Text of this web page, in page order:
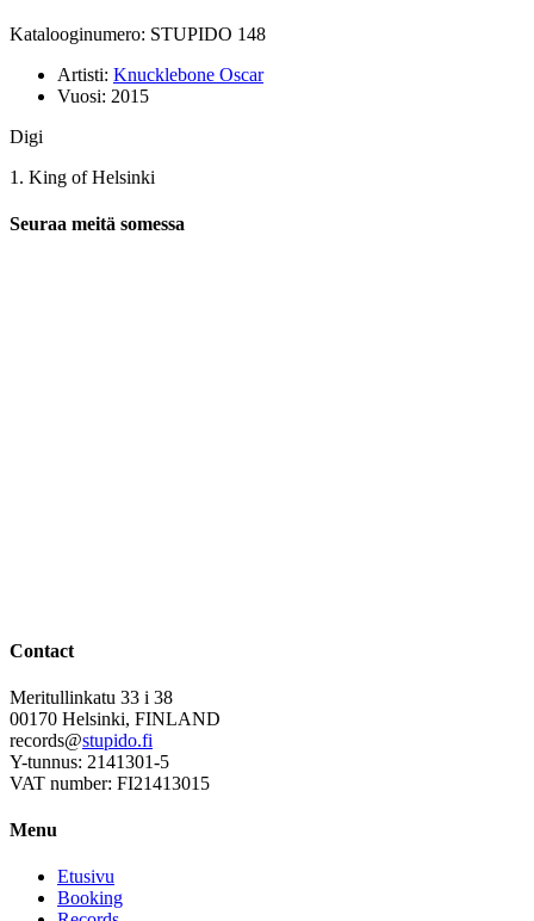
Katalooginumero: STUPIDO 148
Artisti: Knucklebone Oscar
Vuosi: 2015
Digi
1. King of Helsinki
Seuraa meitä somessa
Contact
Meritullinkatu 33 i 38
00170 Helsinki, FINLAND
records@stupido.fi
Y-tunnus: 2141301-5
VAT number: FI21413015
Menu
Etusivu
Booking